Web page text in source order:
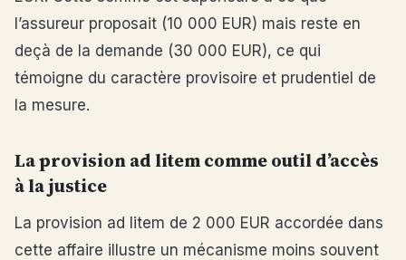
l’assureur proposait (10 000 EUR) mais reste en
deçà de la demande (30 000 EUR), ce qui
témoigne du caractère provisoire et prudentiel de
la mesure.
La provision ad litem comme outil d’accès
à la justice
La provision ad litem de 2 000 EUR accordée dans
cette affaire illustre un mécanisme moins souvent